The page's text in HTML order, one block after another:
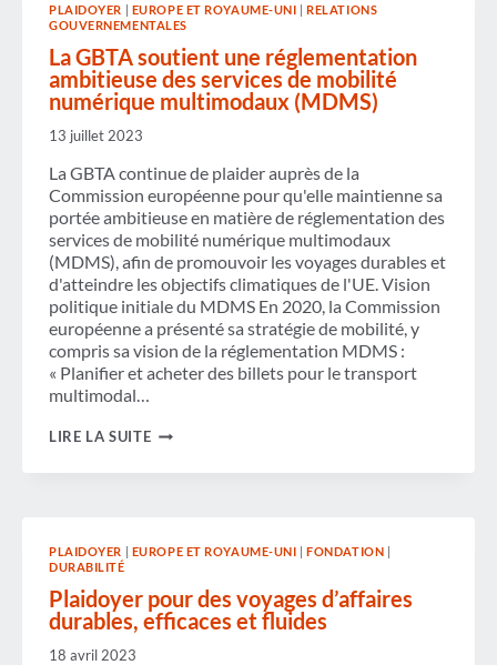
UN
REGARD
SUR
LES
INITIATIVES
DE
DE
LA
GBTA
PLAIDOYER | EUROPE ET ROYAUME-UNI |RELATIONS
GOUVERNEMENTALES
La GBTA soutient une réglementation
ambitieuse des services de mobilité
numérique multimodaux (MDMS)
13 juillet 2023
La GBTA continue de plaider auprès de la
Commission européenne pour qu'elle maintienne sa
portée ambitieuse en matière de réglementation des
services de mobilité numérique multimodaux
(MDMS), afin de promouvoir les voyages durables et
d'atteindre les objectifs climatiques de l'UE. Vision
politique initiale du MDMS En 2020, la Commission
européenne a présenté sa stratégie de mobilité, y
compris sa vision de la réglementation MDMS :
« Planifier et acheter des billets pour le transport
multimodal…
LIRE LA SUITELA
SERVICES
MOBILITÉ
NUMÉRIQUE
MULTIMODAUX
PLAIDOYER | EUROPE ET ROYAUME-UNI |FONDATION |
DURABILITÉ
Plaidoyer pour des voyages d’affaires
durables, efficaces et fluides
18 avril 2023